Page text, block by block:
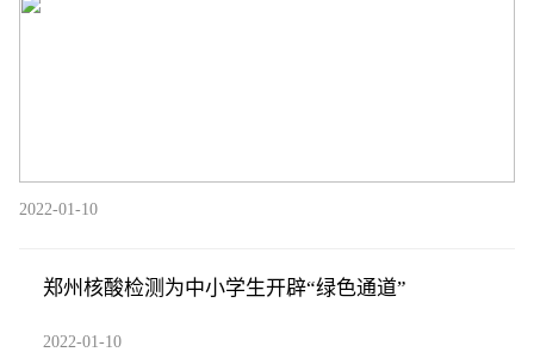
2022-01-10
郑州核酸检测为中小学生开辟“绿色通道”
2022-01-10